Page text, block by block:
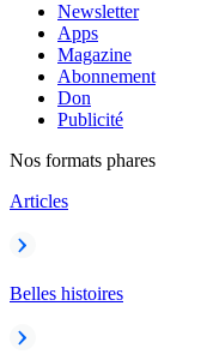
Newsletter
Apps
Magazine
Abonnement
Don
Publicité
Nos formats phares
Articles
Belles histoires